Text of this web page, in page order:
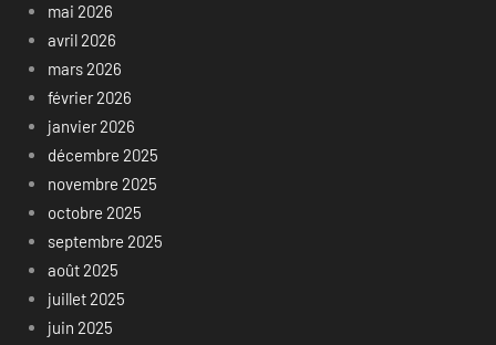
mai 2026
avril 2026
mars 2026
février 2026
janvier 2026
décembre 2025
novembre 2025
octobre 2025
septembre 2025
août 2025
juillet 2025
juin 2025